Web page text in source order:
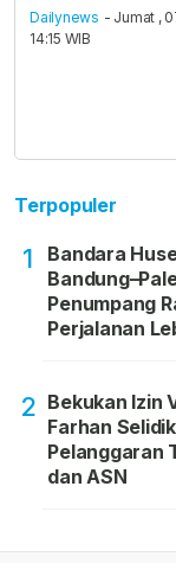
Dailynews - Jumat ,
14:15 WIB
Terpopuler
1
Bandara
Penumpang
Perjalanan
2 Bekukan Izin
Farhan
Pelanggaran
dan ASN